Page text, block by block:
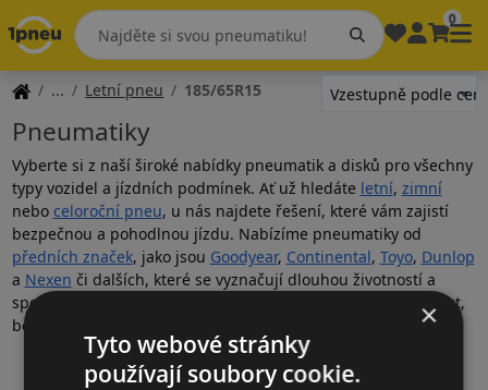
0
Letní pneu 185/65R15
Pneumatiky
Vyberte si z naší široké nabídky pneumatik a disků pro všechny
typy vozidel a jízdních podmínek. Ať už hledáte letní, zimní
nebo celoroční pneu, u nás najdete řešení, které vám zajistí
bezpečnou a pohodlnou jízdu. Nabízíme pneumatiky od
předních značek, jako jsou Goodyear, Continental, Toyo, Dunlop
a Nexen či dalších, které se vyznačují dlouhou životností a
spolehlivostí. Naše pneumatiky poskytují optimální přilnavost,
bezpečnost a komfort za každého počasí.
×
Tyto webové stránky
používají soubory cookie.